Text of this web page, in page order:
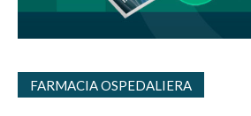
FARMACIA OSPEDALIERA